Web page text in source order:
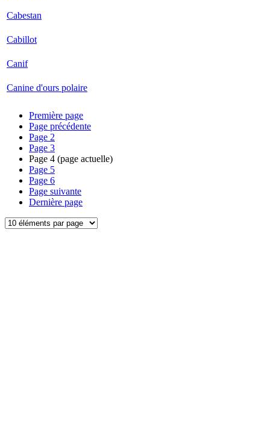
Cabestan
Cabillot
Canif
Canine d'ours polaire
Première page
Page précédente
Page 2
Page 3
Page 4 (page actuelle)
Page 5
Page 6
Page suivante
Dernière page